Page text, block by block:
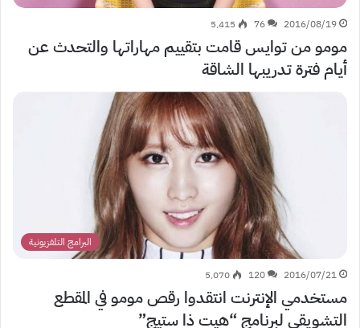
2016/08/19
76 5٬415
مومو من توايس قامت بتقييم مهاراتها والتحدث عن
أيام فترة تدريبها الشاقة
البرامج التلفزيونية
2016/07/21
120 5٬070
مستخدمي الإنترنت انتقدوا رقص مومو في المقطع
التشويقي لبرنامج “هيت ذا ستيج”